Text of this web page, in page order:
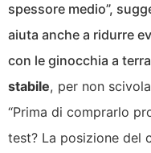
spessore medio”,
aiuta anche a ridurre
con le ginocchia a
stabile, per non
“Prima di comprarlo
test? La posizione del